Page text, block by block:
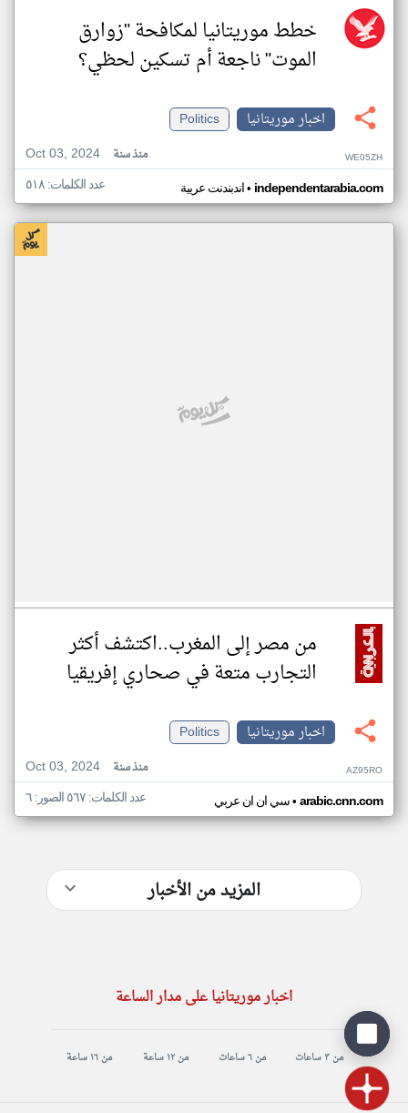
خطط موريتانيا لمكافحة "زوارق
الموت" ناجعة أم تسكين لحظي؟
اخبار موريتانيا
Politics
Oct 03, 2024
منذ سنة WE05ZH
اندبندنت عربية• independentarabia.com عدد الكلمات: ٥١٨
من مصر إلى المغرب..اكتشف أكثر
التجارب متعة في صحاري إفريقيا
اخبار موريتانيا
Politics
Oct 03, 2024
منذ سنة AZ95RO
سي ان ان عربي• arabic.cnn.com عدد الكلمات: ٥٦٧ الصور: ٦
المزيد من الأخبار
اخبار موريتانيا على مدار الساعة
من ٣ ساعات من ٦ ساعات من ١٢ ساعة من ١٦ ساعة